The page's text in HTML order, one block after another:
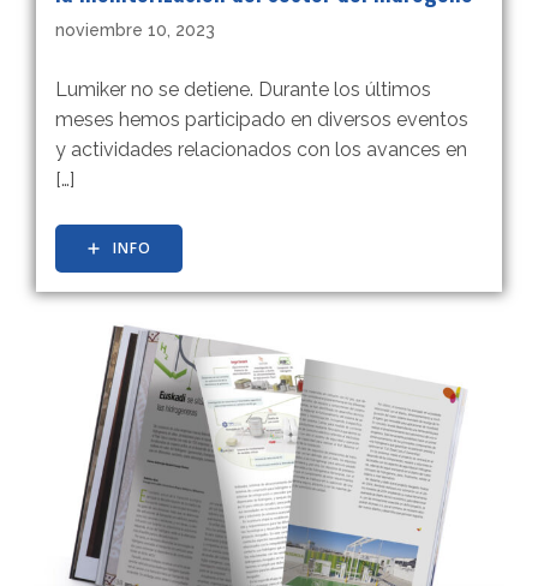
noviembre 10, 2023
Lumiker no se detiene. Durante los últimos
meses hemos participado en diversos eventos
y actividades relacionados con los avances en
[…]
INFO